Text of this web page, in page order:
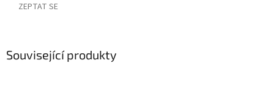
ZEPTAT SE
Související produkty